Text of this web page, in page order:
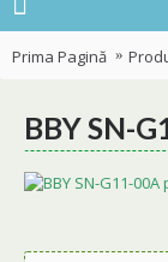
Prima Pagină
BBY SN-